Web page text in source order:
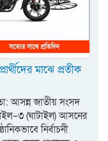
মাঝে প্রতীক
আসন্ন জাতীয় সংসদ
(ঘাটাইল) আসনের
নির্বাচনী